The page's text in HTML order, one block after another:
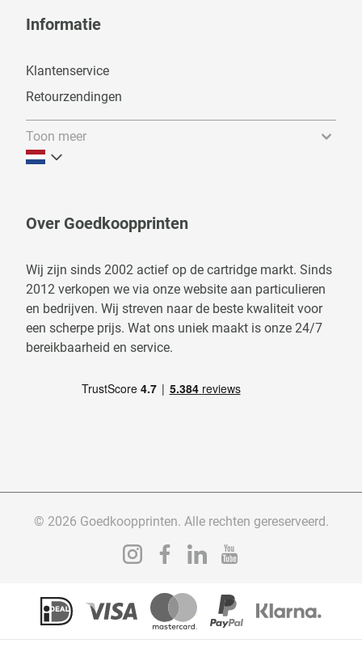
Informatie
Klantenservice
Retourzendingen
Toon meer
Over Goedkoopprinten
Wij zijn sinds 2002 actief op de cartridge markt. Sinds
2012 verkopen we via onze website aan particulieren
en bedrijven. Wij streven naar de beste kwaliteit voor
een scherpe prijs. Wat ons uniek maakt is onze 24/7
bereikbaarheid en service.
© 2026 Goedkoopprinten. Alle rechten gereserveerd.